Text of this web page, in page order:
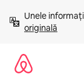
mergi
conținut
Unele
originală